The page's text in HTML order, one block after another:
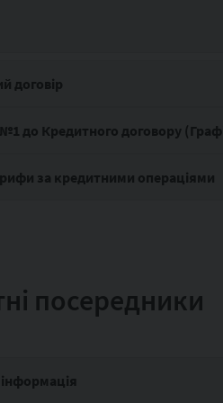
договір
до Кредитного договору
за кредитними операціями
посередники